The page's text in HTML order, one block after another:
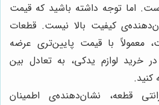
اما توجه داشته باشید که قیمت
کیفیت بالا نیست. قطعات
معمولاً با قیمت پایین‌تری عرضه
در خرید لوازم یدکی، به تعادل بین
قطعه، نشان‌دهنده‌ی اطمینان